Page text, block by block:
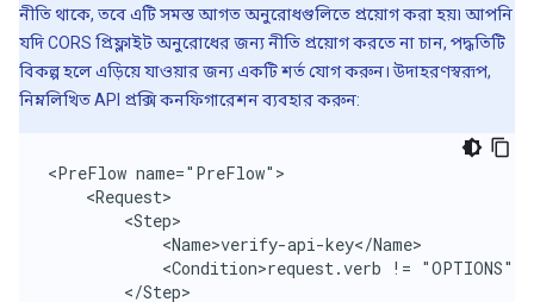
নীতি থাকে, তবে এটি সমস্ত আগত অনুরোধগুলিতে প্রয়োগ করা হয়৷ আপনি
যদি CORS প্রিফ্লাইট অনুরোধের জন্য নীতি প্রয়োগ করতে না চান, পদ্ধতিটি
বিকল্প হলে এড়িয়ে যাওয়ার জন্য একটি শর্ত যোগ করুন। উদাহরণস্বরূপ,
নিম্নলিখিত API প্রক্সি কনফিগারেশন ব্যবহার করুন:
<PreFlow name="PreFlow">
    <Request>
        <Step>
            <Name>verify-api-key</Name>
<Condition>request.verb !=
        </Step>